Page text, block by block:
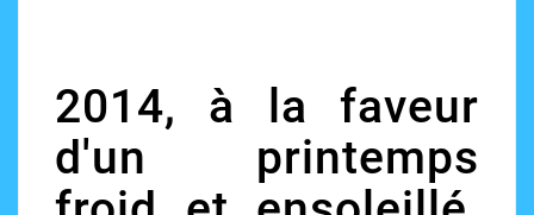
2014, à la faveur
d'un printemps